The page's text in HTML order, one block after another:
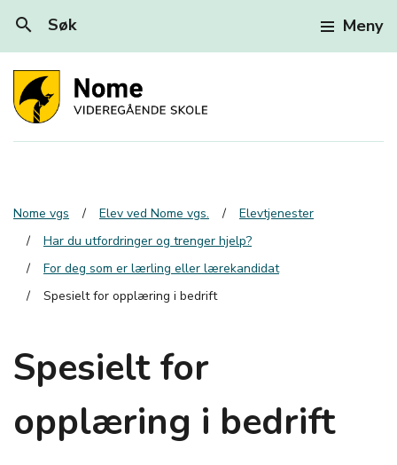
search Søk Meny
Nome vgs Elev ved Nome vgs.
Elevtjenester
Har du utfordringer og trenger hjelp?
For deg som er lærling eller lærekandidat
Spesielt for opplæring i bedrift
Spesielt for
opplæring i bedrift